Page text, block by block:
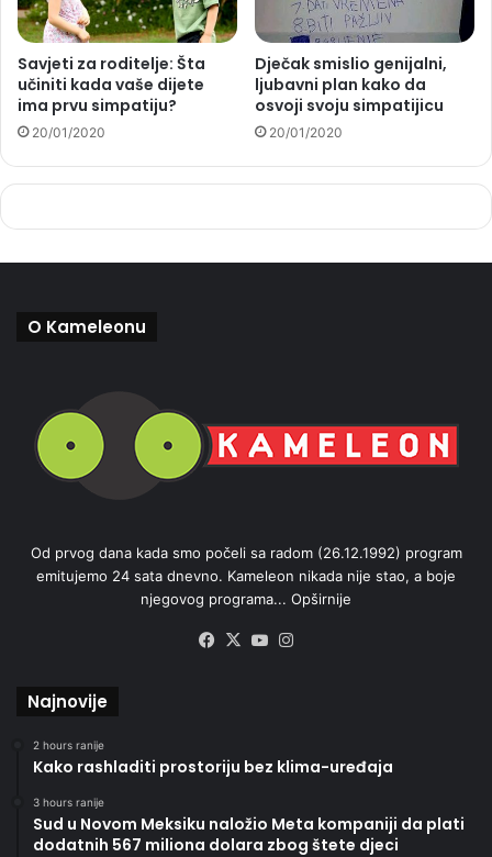
Savjeti za roditelje: Šta
učiniti kada vaše dijete
ima prvu simpatiju?
20/01/2020
Dječak smislio genijalni,
ljubavni plan kako da
osvoji svoju simpatijicu
20/01/2020
O Kameleonu
Od prvog dana kada smo počeli sa radom (26.12.1992) program
emitujemo 24 sata dnevno. Kameleon nikada nije stao, a boje
njegovog programa... Opširnije
Facebook
X YouTube
Najnovije
2 hours ranije
Kako rashladiti prostoriju bez klima-uređaja
3 hours ranije
Sud u Novom Meksiku naložio Meta kompaniji da plati
dodatnih 567 miliona dolara zbog štete djeci